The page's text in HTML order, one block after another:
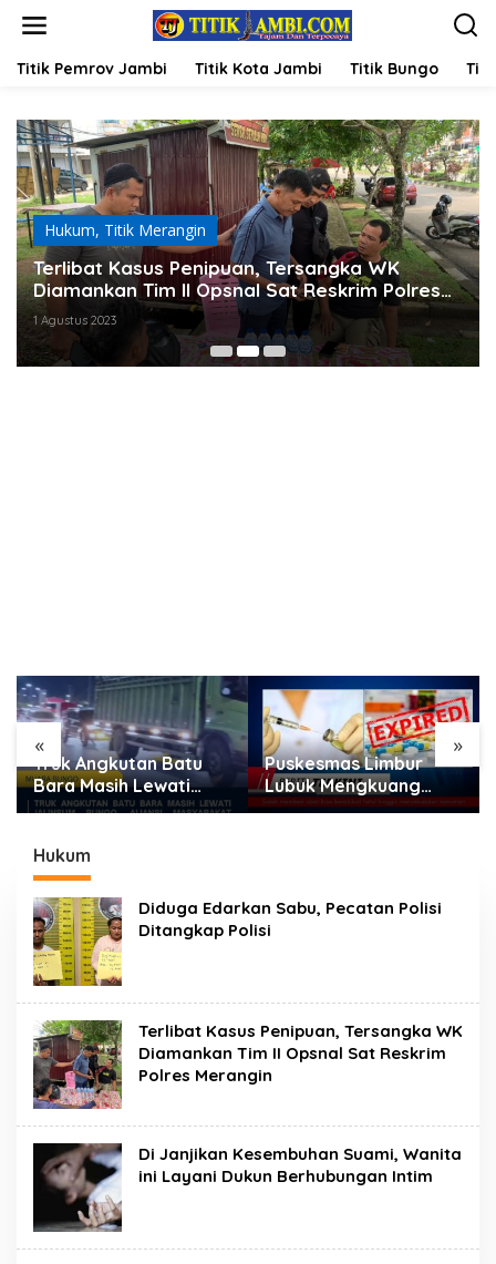
Titik Pemrov Jambi Titik Kota Jambi Titik Bungo
Hukum, Titik Merangin
Terlibat Kasus Penipuan, Tersangka WK
Diamankan Tim II Opsnal Sat Reskrim Polres
Merangin
1 Agustus 2023
« »
Truk Angkutan Batu
Bara Masih Lewati
Jalinsum Bungo, Aliansi
Bungo Ancam Demo
Puskesmas Limbur
Lubuk Mengkuang
Diduga Berikan Obat
Hukum
Diduga Edarkan Sabu, Pecatan Polisi
Ditangkap Polisi
Terlibat Kasus Penipuan, Tersangka WK
Diamankan Tim II Opsnal Sat Reskrim
Polres Merangin
Di Janjikan Kesembuhan Suami, Wanita
ini Layani Dukun Berhubungan Intim